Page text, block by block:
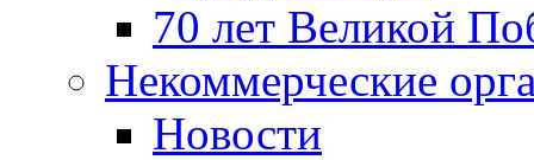
70 лет Великой
Некоммерческие
Новости